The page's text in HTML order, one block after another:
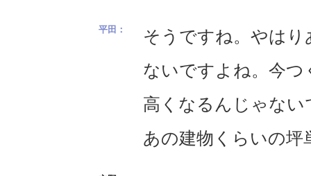
そうですね。やは
ないですよね。今
高くなるんじゃない
あの建物くらいの坪